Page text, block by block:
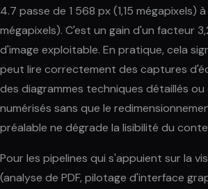
4.7 passe de 1 568 px (1,15 mégapixels)
mégapixels). C'est un gain d'un facteur
d'image exploitable. En pratique, cela
peut lire correctement des captures
des diagrammes techniques détaillés
numérisés sans que le
préalable ne dégrade la lisibilité du
Pour les pipelines qui s'appuient sur la
(analyse de PDF, pilotage d'interface